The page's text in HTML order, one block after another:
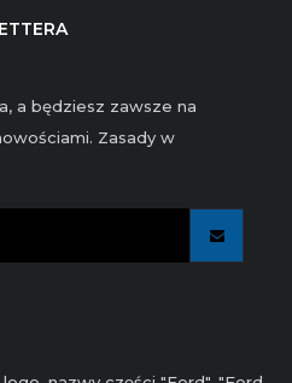
a będziesz zawsze na
Zasady w